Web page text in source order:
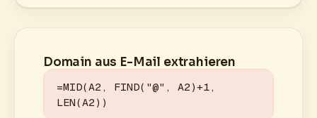
Domain aus E-Mail extrahieren
=MID(A2, FIND("@", A2)+1,
LEN(A2))